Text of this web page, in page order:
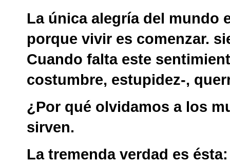
La única alegría del mundo
porque vivir es comenzar.
Cuando falta este
costumbre, estupidez-,
¿Por qué olvidamos a los
sirven.
La tremenda verdad es